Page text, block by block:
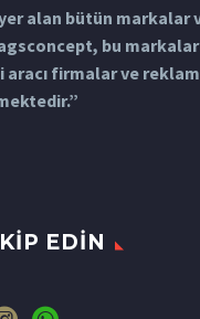
alan bütün markalar
bu
firmalar ve
EDIN